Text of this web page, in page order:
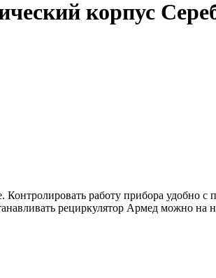
корпус
работу прибора удобно
рециркулятор Армед можно на